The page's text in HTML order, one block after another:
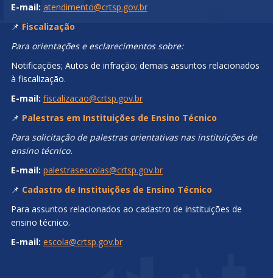
E-mail: atendimento@crtsp.gov.br
📌 Fiscalização
Para orientações e esclarecimentos sobre:
Notificações; Autos de infração; demais assuntos relacionados
à fiscalização.
E-mail: fiscalizacao@crtsp.gov.br
📌 Palestras em Instituições de Ensino Técnico
Para solicitação de palestras orientativas nas instituições de
ensino técnico.
E-mail: palestrasescolas@crtsp.gov.br
📌 Cadastro de Instituições de Ensino Técnico
Para assuntos relacionados ao cadastro de instituições de
ensino técnico.
E-mail: escola@crtsp.gov.br